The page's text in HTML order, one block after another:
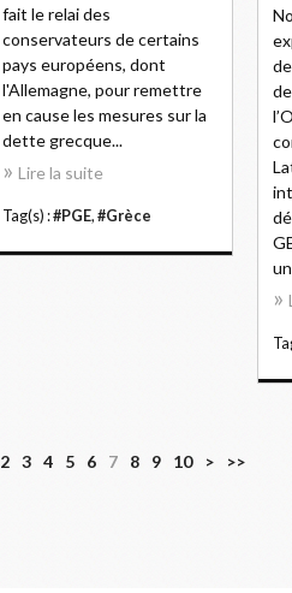
fait le relai des
conservateurs de certains
pays européens, dont
l'Allemagne, pour remettre
en cause les mesures sur la
dette grecque...
Lire la suite
Tag(s) :#PGE, #Grèce
2 3 4 5 6 7 8 9 10
2
> >>